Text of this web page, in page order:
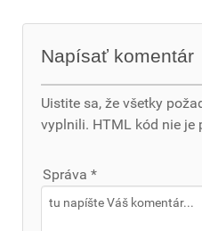
Napísať komentár
Uistite sa, že všetky
vyplnili. HTML kód nie je
Správa *